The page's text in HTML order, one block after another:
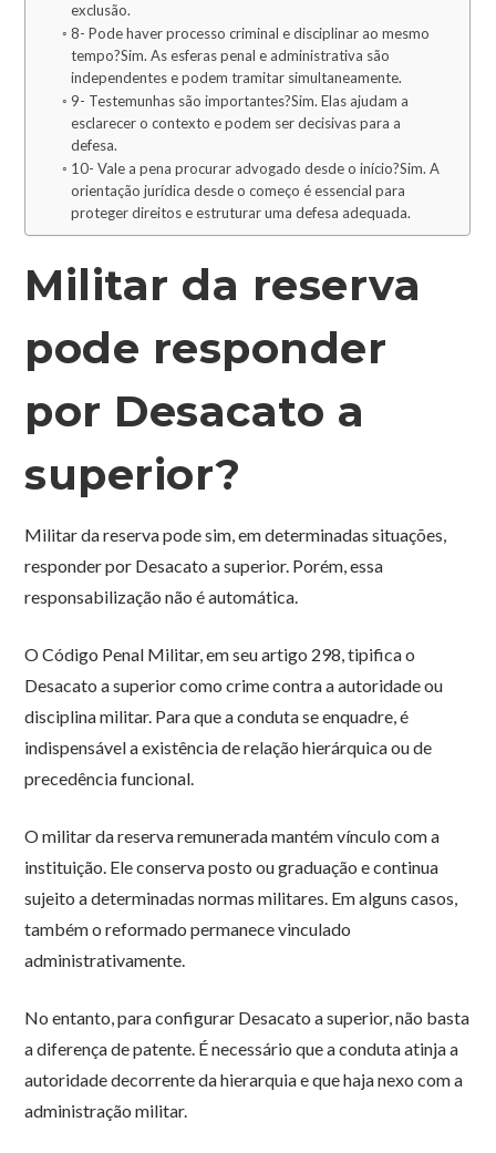
exclusão.
8- Pode haver processo criminal e disciplinar ao mesmo
tempo?Sim. As esferas penal e administrativa são
independentes e podem tramitar simultaneamente.
9- Testemunhas são importantes?Sim. Elas ajudam a
esclarecer o contexto e podem ser decisivas para a
defesa.
10- Vale a pena procurar advogado desde o início?Sim. A
orientação jurídica desde o começo é essencial para
proteger direitos e estruturar uma defesa adequada.
Militar da reserva
pode responder
por Desacato a
superior?
Militar da reserva pode sim, em determinadas situações,
responder por Desacato a superior. Porém, essa
responsabilização não é automática.
O Código Penal Militar, em seu artigo 298, tipifica o
Desacato a superior como crime contra a autoridade ou
disciplina militar. Para que a conduta se enquadre, é
indispensável a existência de relação hierárquica ou de
precedência funcional.
O militar da reserva remunerada mantém vínculo com a
instituição. Ele conserva posto ou graduação e continua
sujeito a determinadas normas militares. Em alguns casos,
também o reformado permanece vinculado
administrativamente.
No entanto, para configurar Desacato a superior, não basta
a diferença de patente. É necessário que a conduta atinja a
autoridade decorrente da hierarquia e que haja nexo com a
administração militar.